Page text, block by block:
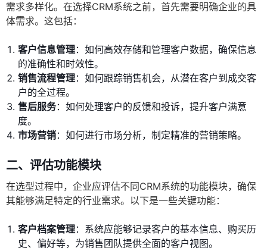
需求多样化。在选择CRM系统之前，首先需要明确企业的具
体需求。这包括：
客户信息管理：如何高效存储和管理客户数据，确保信息
的准确性和时效性。
销售流程管理：如何跟踪销售机会，从潜在客户到成交客
户的全过程。
售后服务：如何处理客户的反馈和投诉，提升客户满意
度。
市场营销：如何进行市场分析，制定精准的营销策略。
二、评估功能模块
在选型过程中，企业应评估不同CRM系统的功能模块，确保
其能够满足特定的行业需求。以下是一些关键功能：
客户档案管理：系统应能够记录客户的基本信息、购买历
史、偏好等，为销售团队提供全面的客户视图。